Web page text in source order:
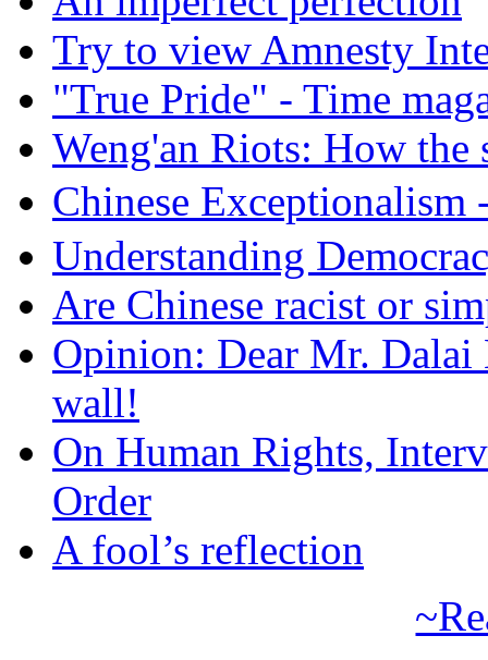
Try to view Amnesty
"True Pride" - Time
Weng'an Riots: How the
Chinese
Understanding
Are Chinese racist or
Opinion: Dear Mr.
wall!
On Human Rights,
Order
A fool’s reflection